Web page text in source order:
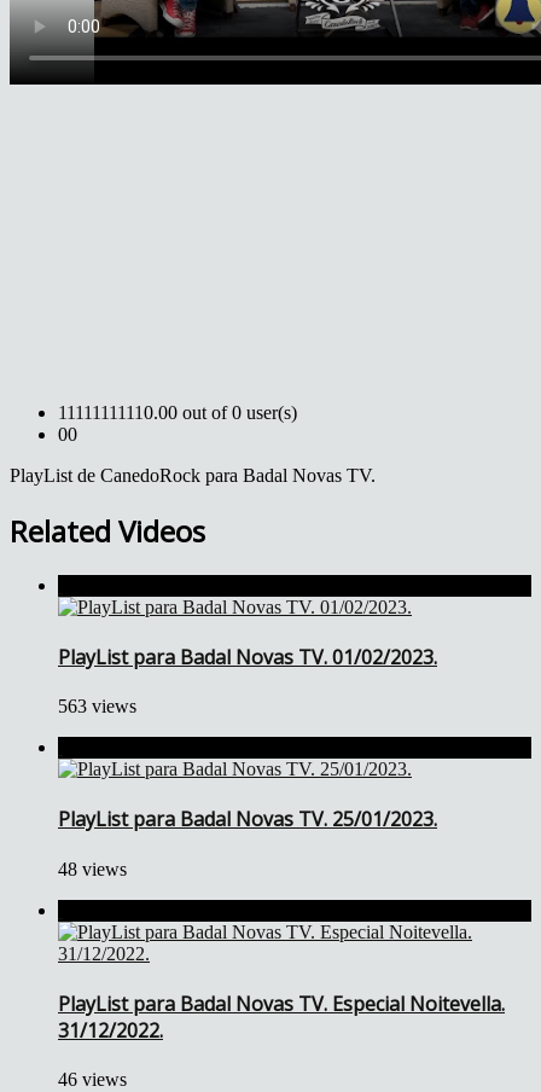
11111111110.00 out of 0 user(s)
00
PlayList de CanedoRock para Badal Novas TV.
Related Videos
PlayList para Badal Novas TV. 01/02/2023.
563 views
PlayList para Badal Novas TV. 25/01/2023.
48 views
PlayList para Badal Novas TV. Especial Noitevella.
31/12/2022.
46 views